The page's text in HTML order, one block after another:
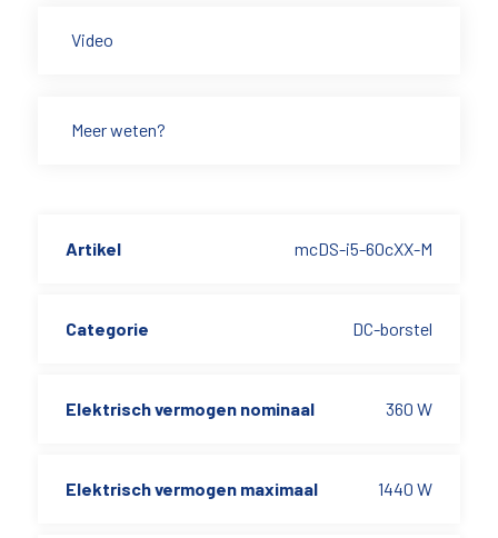
Video
Meer weten?
Artikel mcDS-i5-60cXX-M
Categorie DC-borstel
Elektrisch vermogen nominaal 360 W
Elektrisch vermogen maximaal 1440 W